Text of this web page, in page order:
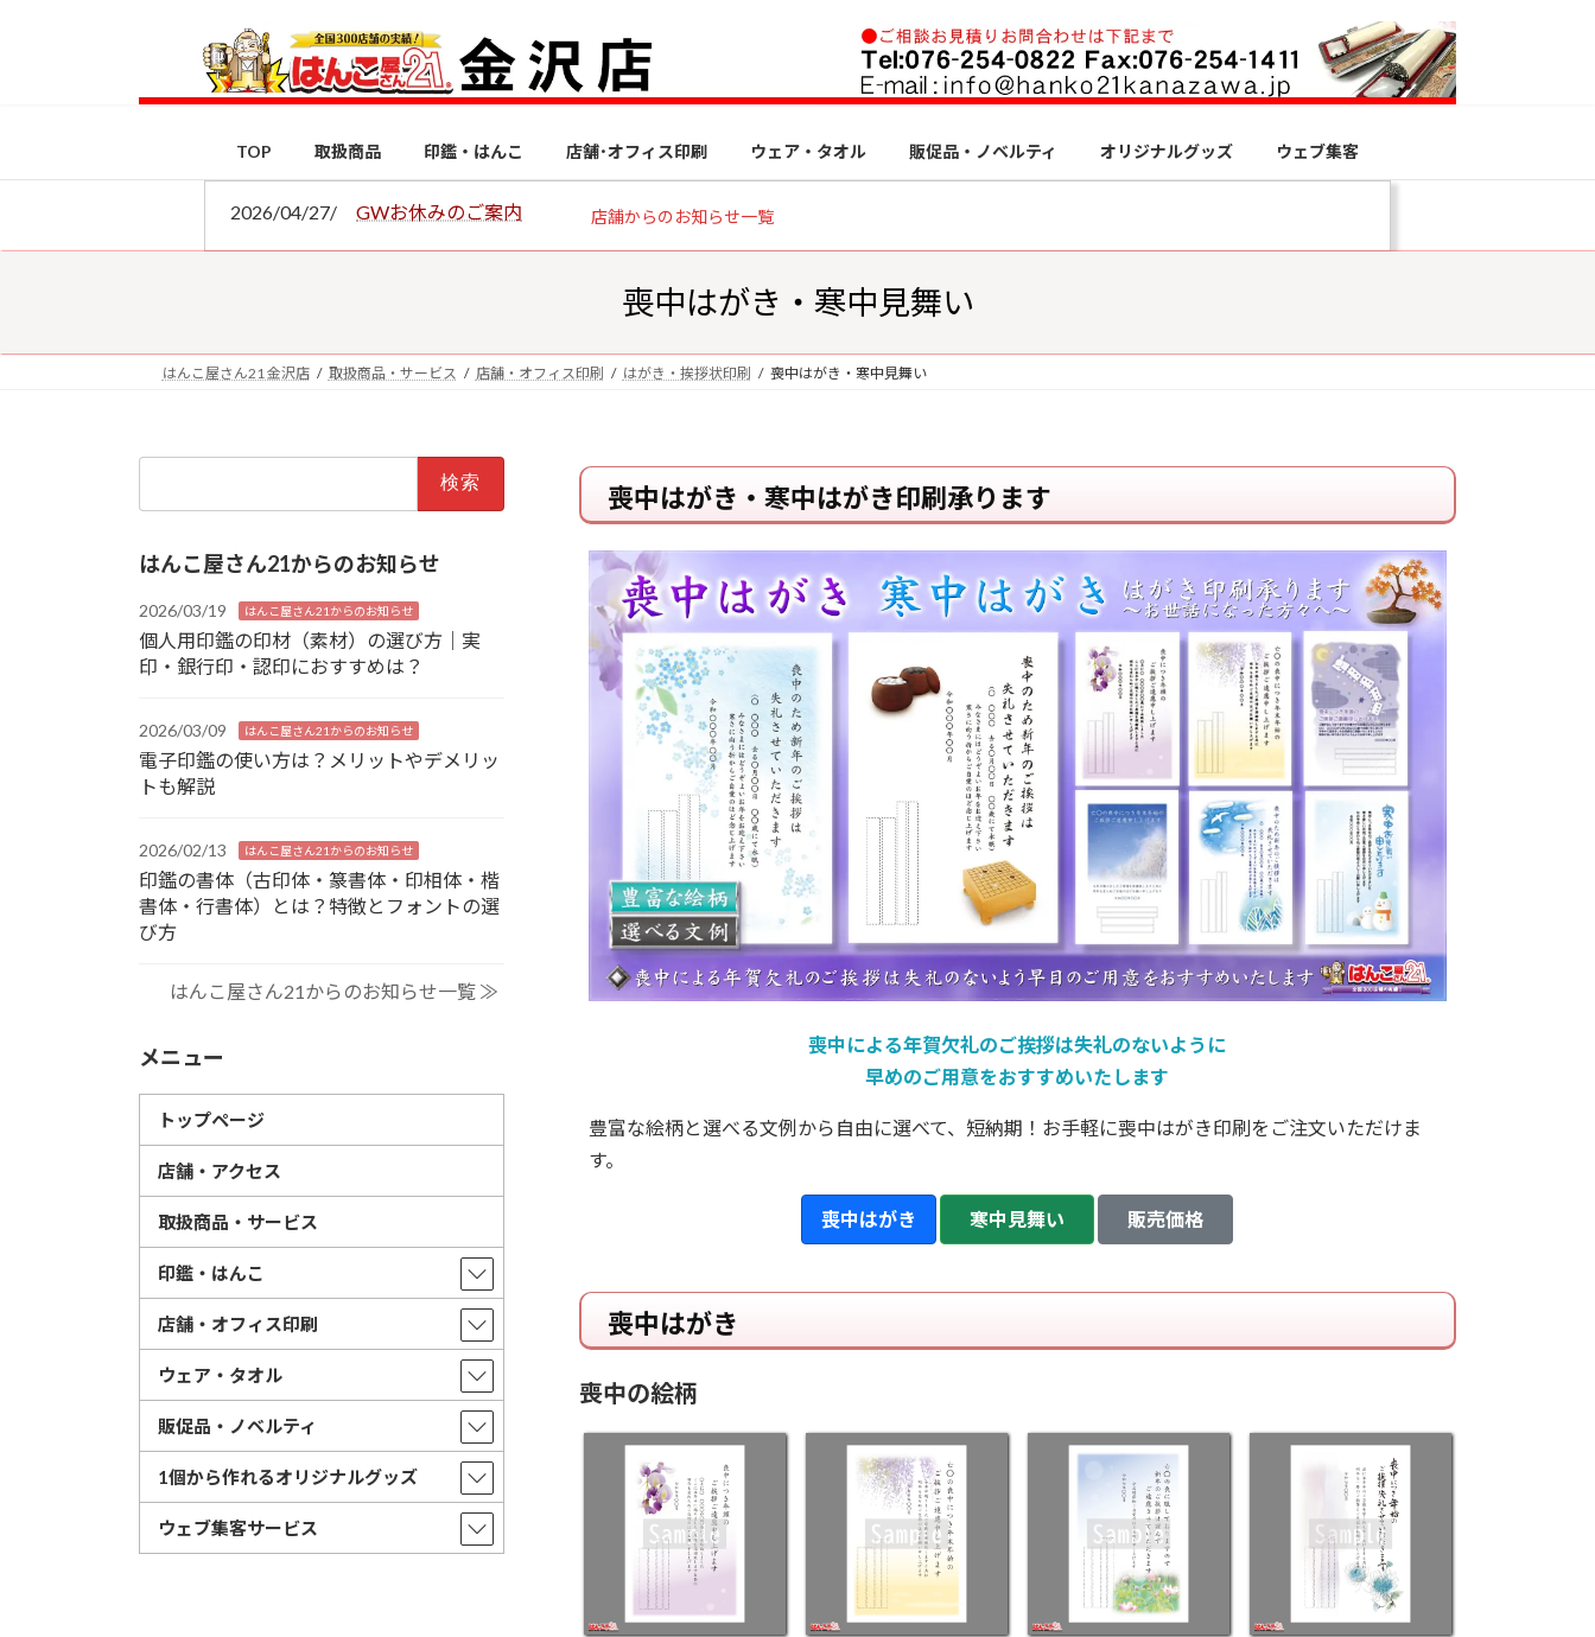
ス
ン
TOP 取扱商品 印鑑・はんこ 店舗･オフィス印刷 ウェア・タオル 販促品・ノベルティ オリジナルグッズ ウェブ集客
2026/04/27/ GWお休みのご案内 店舗からのお知らせ一覧
喪中はがき・寒中見舞い
はんこ屋さん21 金沢店 取扱商品・サービス 店舗・オフィス印刷 はがき・挨拶状印刷 喪中はがき・寒中見舞い
喪中はがき・寒中はがき印刷承ります
喪中による年賀欠礼のご挨拶は失礼のないように
早めのご用意をおすすめいたします
豊富な絵柄と選べる文例から自由に選べて、短納期！お手軽に喪中はがき印刷をご注文いただけま
す。
喪中はがき 寒中見舞い 販売価格
喪中はがき
喪中の絵柄
はんこ屋さん21からのお知らせ
2026/03/19 はんこ屋さん21からのお知らせ
個人用印鑑の印材（素材）の選び方｜実
印・銀行印・認印におすすめは？
2026/03/09 はんこ屋さん21からのお知らせ
電子印鑑の使い方は？メリットやデメリッ
トも解説
2026/02/13 はんこ屋さん21からのお知らせ
印鑑の書体（古印体・篆書体・印相体・楷
書体・行書体）とは？特徴とフォントの選
び方
はんこ屋さん21からのお知らせ一覧 ≫
メニュー
トップページ
店舗・アクセス
取扱商品・サービス
印鑑・はんこ
店舗・オフィス印刷
ウェア・タオル
販促品・ノベルティ
1個から作れるオリジナルグッズ
ウェブ集客サービス